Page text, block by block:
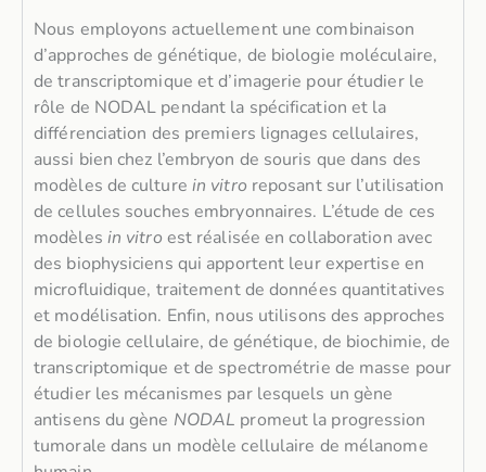
Nous employons actuellement une combinaison
d’approches de génétique, de biologie moléculaire,
de transcriptomique et d’imagerie pour étudier le
rôle de NODAL pendant la spécification et la
différenciation des premiers lignages cellulaires,
aussi bien chez l’embryon de souris que dans des
modèles de culture in vitro reposant sur l’utilisation
de cellules souches embryonnaires. L’étude de ces
modèles in vitro est réalisée en collaboration avec
des biophysiciens qui apportent leur expertise en
microfluidique, traitement de données quantitatives
et modélisation. Enfin, nous utilisons des approches
de biologie cellulaire, de génétique, de biochimie, de
transcriptomique et de spectrométrie de masse pour
étudier les mécanismes par lesquels un gène
antisens du gène NODAL promeut la progression
tumorale dans un modèle cellulaire de mélanome